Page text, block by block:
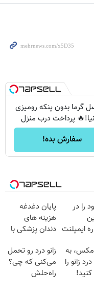
گرما بدون پنکه رومیزی
پرداخت درب منزل
سفارش بده!
را در
ایمپلنت
پایان دغدغه
هزینه های
دندان پزشکی با
خانگی
به
زانو را
زانو درد رو تحمل
می‌کنی که چی؟
راه‌حلش